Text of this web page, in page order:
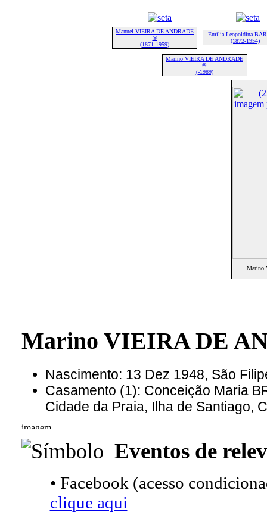
Manuel VIEIRA DE ANDRADE
®
(1871-1959)
Emília Leopoldina
(1872-1954)
Marino VIEIRA DE ANDRADE
®
(-1989)
Marino
Marino VIEIRA DE
Nascimento: 13 Dez 1948, São
Casamento (1): Conceição Maria
Cidade da Praia, Ilha de Santiago,
Eventos de
• Facebook (acesso
clique aqui